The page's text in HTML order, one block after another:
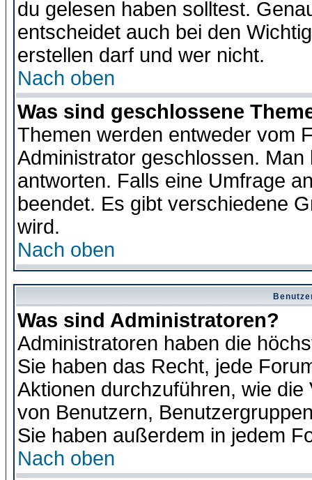
du gelesen haben solltest.
entscheidet auch bei den
erstellen darf und wer nicht.
Nach oben
Was sind geschlossene
Themen werden entweder vom
Administrator geschlossen.
antworten. Falls eine Umfrage
beendet. Es gibt verschiedene
wird.
Nach oben
Was sind Administratoren?
Administratoren haben die
Sie haben das Recht, jede
Aktionen durchzuführen, wie
von Benutzern,
Sie haben außerdem in jedem
Nach oben